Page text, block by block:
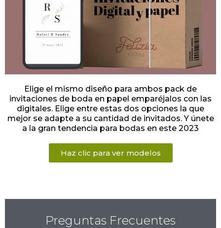
Elige el mismo diseño para ambos pack de
invitaciones de boda en papel emparéjalos con las
digitales. Elige entre estas dos opciones la que
mejor se adapte a su cantidad de invitados. Y únete
a la gran tendencia para bodas en este 2023
Haz clic para ver modelos
Preguntas Frecuentes